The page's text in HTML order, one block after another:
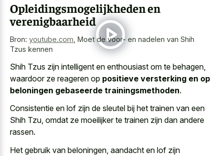
Opleidingsmogelijkheden en
verenigbaarheid
Bron: youtube.com Moet de voor- en nadelen van Shih
Tzus kennen
Shih Tzus zijn intelligent en enthousiast om te behagen,
waardoor ze reageren op positieve versterking en op
beloningen gebaseerde trainingsmethoden.
Consistentie en lof zijn de sleutel bij het trainen van een
Shih Tzu, omdat ze moeilijker te trainen zijn dan andere
rassen.
Het gebruik van beloningen, aandacht en lof zijn